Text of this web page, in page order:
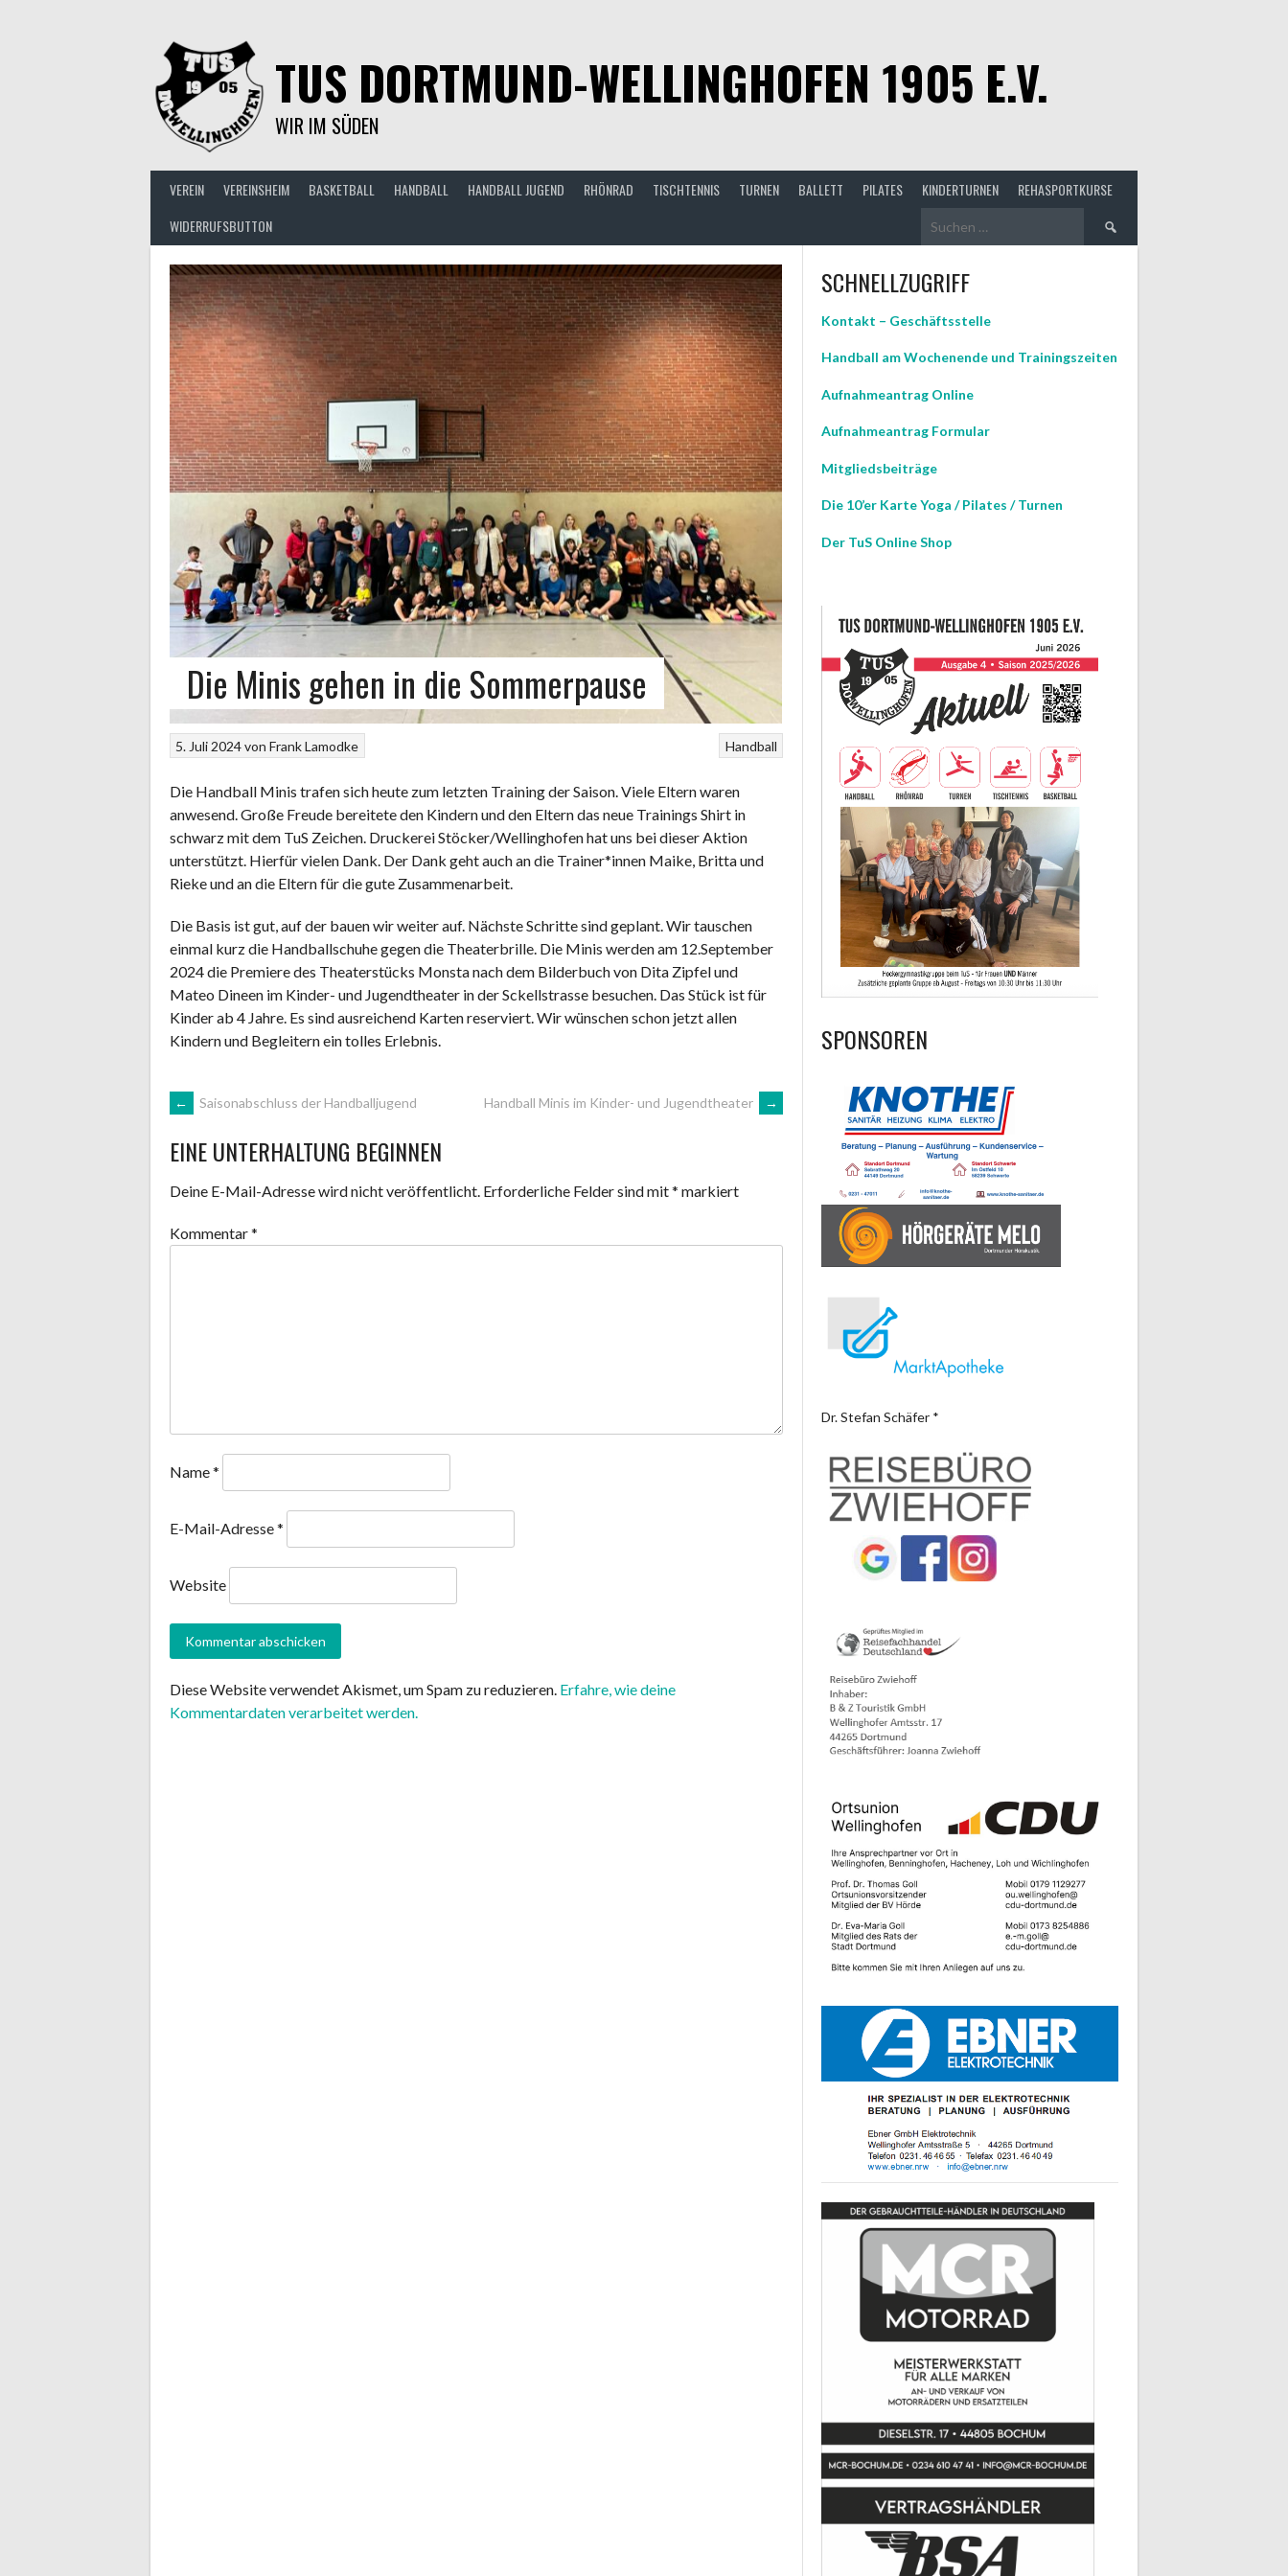
TUS DORTMUND-WELLINGHOFEN 1905 E.V.
WIR IM SÜDEN
VEREIN VEREINSHEIM BASKETBALL HANDBALL HANDBALL JUGEND RHÖNRAD TISCHTENNIS TURNEN BALLETT PILATES KINDERTURNEN
REHASPORTKURSE
WIDERRUFSBUTTON
Suchen
Die Minis gehen in die Sommerpause
Handball
5. Juli 2024vonFrank Lamodke
Die Handball Minis trafen sich heute zum letzten Training der Saison. Viele Eltern waren
anwesend. Große Freude bereitete den Kindern und den Eltern das neue Trainings Shirt in
schwarz mit dem TuS Zeichen. Druckerei Stöcker/Wellinghofen hat uns bei dieser Aktion
unterstützt. Hierfür vielen Dank. Der Dank geht auch an die Trainer*innen Maike, Britta und
Rieke und an die Eltern für die gute Zusammenarbeit.
Die Basis ist gut, auf der bauen wir weiter auf. Nächste Schritte sind geplant. Wir tauschen
einmal kurz die Handballschuhe gegen die Theaterbrille. Die Minis werden am 12.September
2024 die Premiere des Theaterstücks Monsta nach dem Bilderbuch von Dita Zipfel und
Mateo Dineen im Kinder- und Jugendtheater in der Sckellstrasse besuchen. Das Stück ist für
Kinder ab 4 Jahre. Es sind ausreichend Karten reserviert. Wir wünschen schon jetzt allen
Kindern und Begleitern ein tolles Erlebnis.
ARTIKEL-
NAVIGATION
← Saisonabschluss der Handballjugend Handball Minis im Kinder- und Jugendtheater →
EINE UNTERHALTUNG BEGINNEN
Deine E-Mail-Adresse wird nicht veröffentlicht. Erforderliche Felder sind mit* markiert
Kommentar*
Name*
E-Mail-Adresse*
Website
Diese Website verwendet Akismet, um Spam zu reduzieren. Erfahre, wie deine
Kommentardaten verarbeitet werden.
SCHNELLZUGRIFF
Kontakt – Geschäftsstelle
Handball am Wochenende und Trainingszeiten
Aufnahmeantrag Online
Aufnahmeantrag Formular
Mitgliedsbeiträge
Die 10’er Karte Yoga / Pilates / Turnen
Der TuS Online Shop
SPONSOREN
Dr. Stefan Schäfer *